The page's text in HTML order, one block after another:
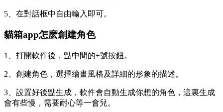
5、在對話框中自由輸入即可。
貓箱app怎麽創建角色
1、打開軟件後，點中間的+號按鈕。
2、創建角色，選擇繪畫風格及詳細的形象的描述。
3、設置好後點生成，軟件會自動生成你想的角色，這裏生成
會有些慢，需要耐心等一會兒。